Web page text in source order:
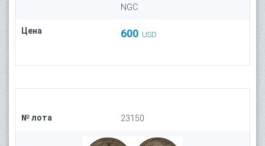
NGC
Цена 600 USD
№ лота 23150